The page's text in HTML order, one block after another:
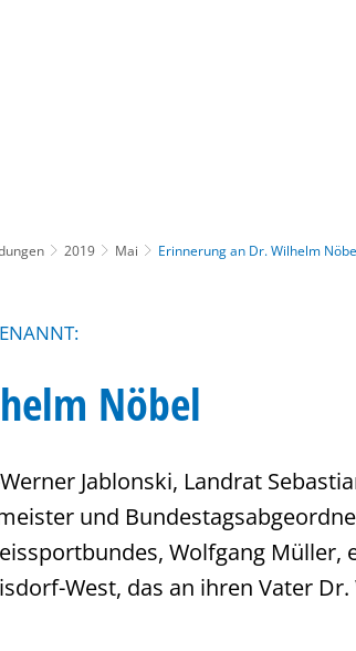
2019 Mai Erinnerung an Dr. Wilhelm
Nöbel
Jablonski, Landrat
und
Wolfgang Müller,
West, das an ihren Vater Dr.